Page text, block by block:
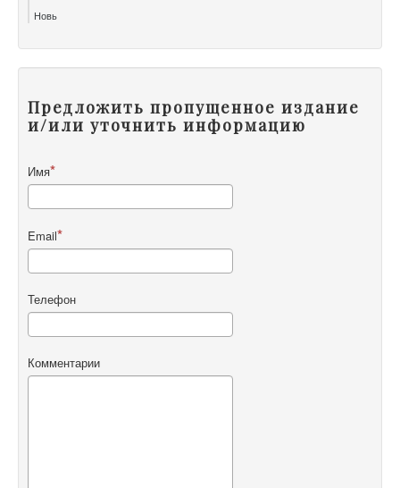
Новь
Предложить пропущенное издание
и/или уточнить информацию
Имя
Email
Телефон
Комментарии